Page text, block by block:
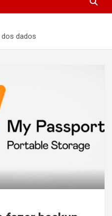
dados